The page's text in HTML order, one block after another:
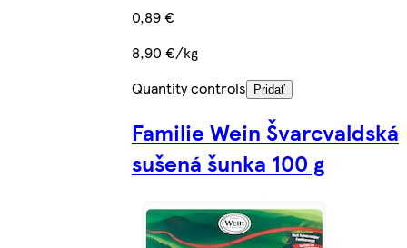
0,89 €
8,90 €/kg
Quantity controls
Pridať
Familie Wein Švarcvaldská
sušená šunka 100 g